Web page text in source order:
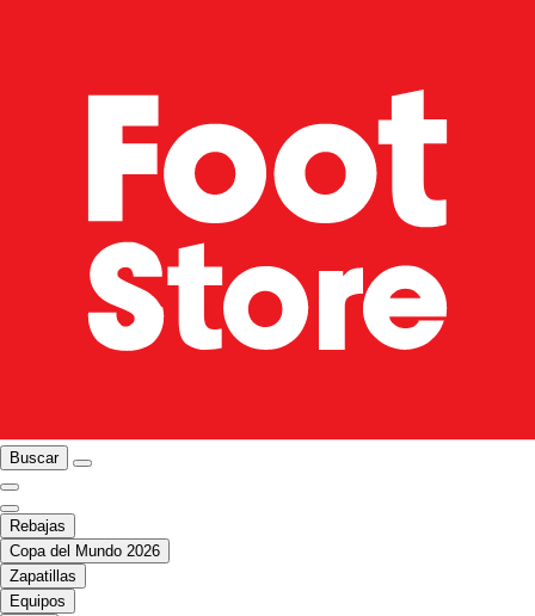
Buscar
Rebajas
Copa del Mundo 2026
Zapatillas
Equipos